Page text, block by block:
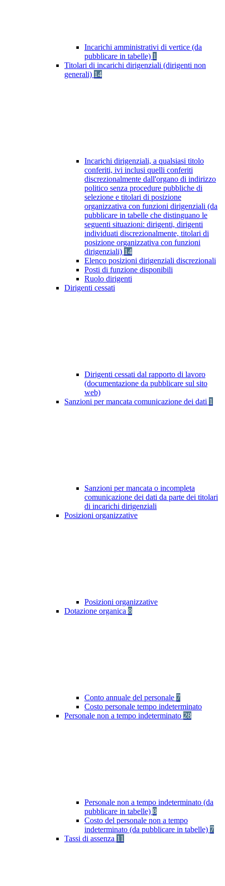
Incarichi amministrativi di vertice (da
pubblicare in tabelle) 1
Titolari di incarichi dirigenziali (dirigenti non
generali) 14
Incarichi dirigenziali, a qualsiasi titolo
conferiti, ivi inclusi quelli conferiti
discrezionalmente dall'organo di indirizzo
politico senza procedure pubbliche di
selezione e titolari di posizione
organizzativa con funzioni dirigenziali (da
pubblicare in tabelle che distinguano le
seguenti situazioni: dirigenti, dirigenti
individuati discrezionalmente, titolari di
posizione organizzativa con funzioni
dirigenziali) 14
Elenco posizioni dirigenziali discrezionali
Posti di funzione disponibili
Ruolo dirigenti
Dirigenti cessati
Dirigenti cessati dal rapporto di lavoro
(documentazione da pubblicare sul sito
web)
Sanzioni per mancata comunicazione dei dati 1
Sanzioni per mancata o incompleta
comunicazione dei dati da parte dei titolari
di incarichi dirigenziali
Posizioni organizzative
Posizioni organizzative
Dotazione organica 8
Conto annuale del personale 7
Costo personale tempo indeterminato
Personale non a tempo indeterminato 28
Personale non a tempo indeterminato (da
pubblicare in tabelle) 8
Costo del personale non a tempo
indeterminato (da pubblicare in tabelle) 7
Tassi di assenza 11